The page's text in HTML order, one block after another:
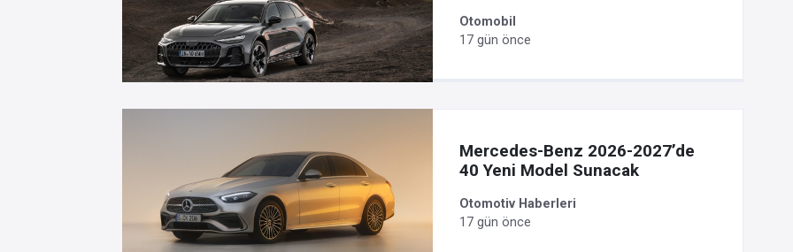
Otomobil
17 gün önce
Mercedes-Benz 2026-2027’de
40 Yeni Model Sunacak
Otomotiv Haberleri
17 gün önce